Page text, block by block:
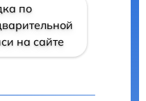
по
на сайте